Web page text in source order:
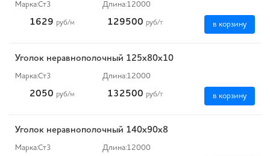
Марка:Ст3 Длина:12000
1629 руб/м 129500 руб/т в корзину
Уголок неравнополочный 125х80х10
Марка:Ст3 Длина:12000
2050 руб/м 132500 руб/т в корзину
Уголок неравнополочный 140х90х8
Марка:Ст3 Длина:12000